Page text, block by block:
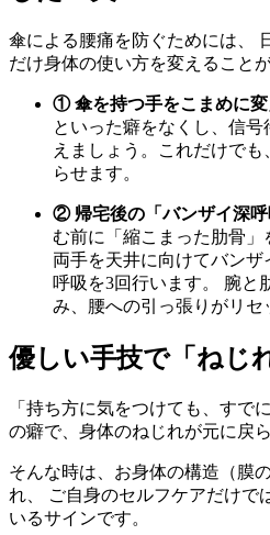
傘による腰痛を防ぐためには、
だけ身体の使い方を変えること
① 傘を持つ手をこまめに変
といった癖をなくし、信
えましょう。これだけで
らせます。
② 帰宅後の「バンザイ深呼
む前に「縮こまった肋骨」
両手を天井に向けてバン
呼吸を3回行います。 腕と
み、腰への引っ張りがリセ
優しい手技で「ねじ
「持ち方に気をつけても、すで
の癖で、身体のねじれが元に戻
そんな時は、お身体の構造（膜
れ、 ご自身のセルフケアだけで
いるサインです。